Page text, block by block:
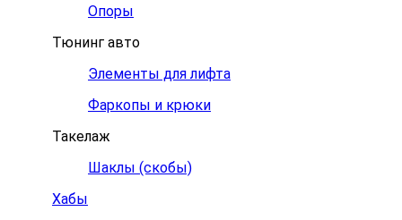
Опоры
Тюнинг авто
Элементы для лифта
Фаркопы и крюки
Такелаж
Шаклы (скобы)
Хабы